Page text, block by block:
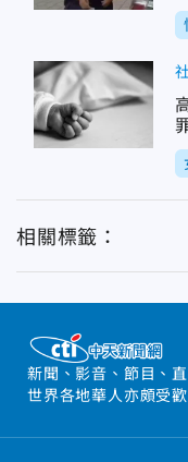
相關標籤：
新聞、影音、節目、
世界各地華人亦頗受